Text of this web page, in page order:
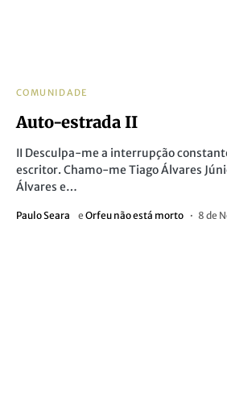
COMUNIDADE
Auto-estrada II
II Desculpa-me a interrupção
escritor. Chamo-me Tiago Álvares
Álvares e…
Paulo Seara e Orfeu não está morto 8 de